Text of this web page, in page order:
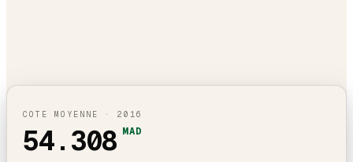
COTE MOYENNE · 2016
54.308 MAD